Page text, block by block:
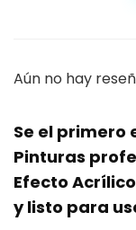
Aún no hay
Se el primero
Pinturas
Efecto
y listo para